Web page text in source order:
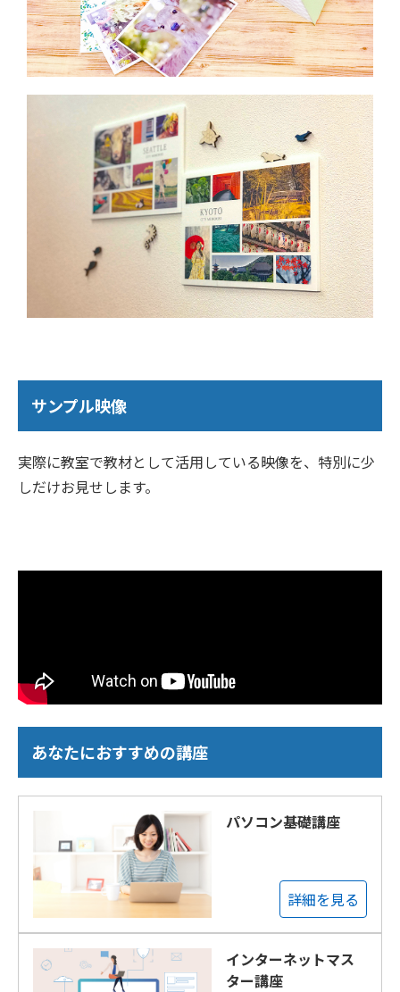
サンプル映像
実際に教室で教材として活用している映像を、特別に少
しだけお見せします。
あなたにおすすめの講座
パソコン基礎講座
詳細を見る
インターネットマス
ター講座